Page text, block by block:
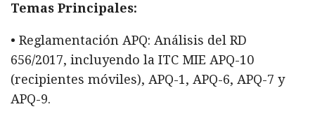
Temas Principales:
• Reglamentación APQ: Análisis del RD
656/2017, incluyendo la ITC MIE APQ-10
(recipientes móviles), APQ-1, APQ-6, APQ-7 y
APQ-9.